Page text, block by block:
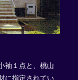
袖１点と、桃山
に指定されてい